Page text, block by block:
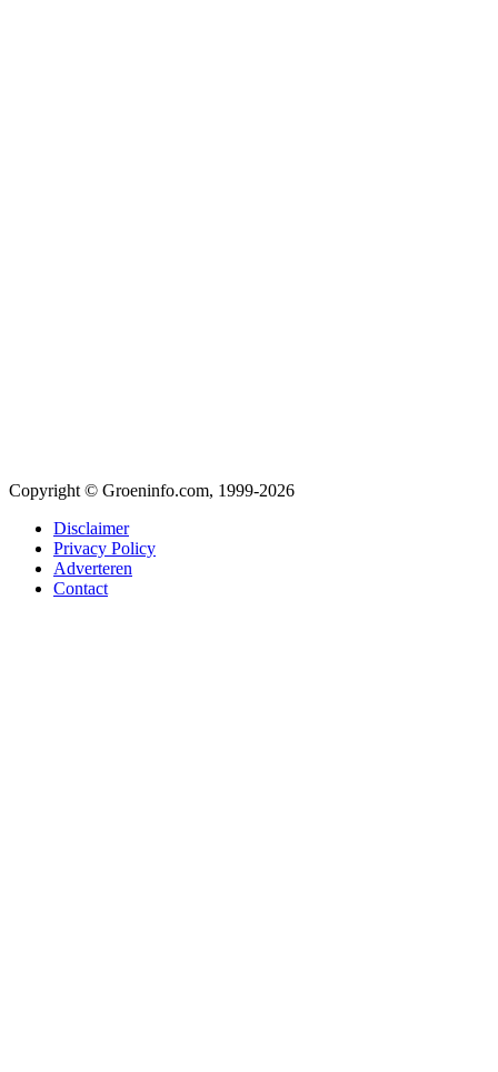
Copyright © Groeninfo.com, 1999-2026
Disclaimer
Privacy Policy
Adverteren
Contact